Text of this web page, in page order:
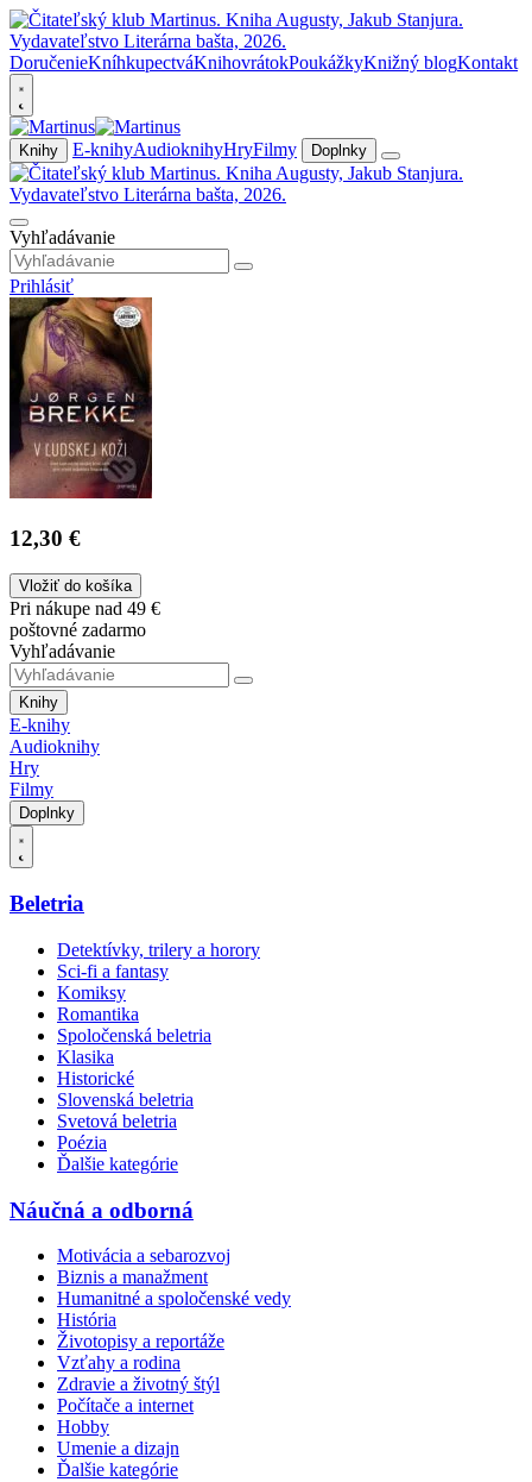
DoručenieKníhkupectváKnihovrátokPoukážkyKnižný blogKontakt
Knihy E-knihyAudioknihyHryFilmy Doplnky
Vyhľadávanie
Prihlásiť
12,30 €
Vložiť do košíka
Pri nákupe nad 49 €
poštovné zadarmo
Vyhľadávanie
Knihy
E-knihy
Audioknihy
Hry
Filmy
Doplnky
Beletria
Detektívky, trilery a horory
Sci-fi a fantasy
Komiksy
Romantika
Spoločenská beletria
Klasika
Historické
Slovenská beletria
Svetová beletria
Poézia
Ďalšie kategórie
Náučná a odborná
Motivácia a sebarozvoj
Biznis a manažment
Humanitné a spoločenské vedy
História
Životopisy a reportáže
Vzťahy a rodina
Zdravie a životný štýl
Počítače a internet
Hobby
Umenie a dizajn
Ďalšie kategórie